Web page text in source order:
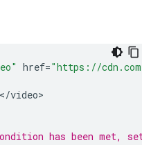
href="https://
/video>
has been met,